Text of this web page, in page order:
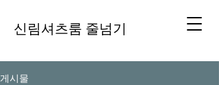
신림셔츠룸 줄넘기
게시물